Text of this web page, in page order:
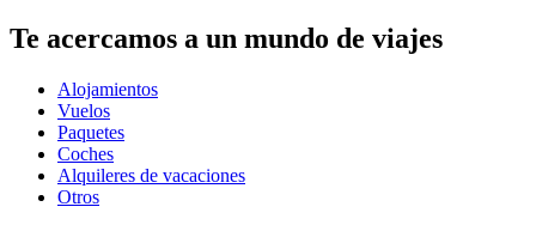
Te acercamos a un mundo de viajes
Alojamientos
Vuelos
Paquetes
Coches
Alquileres de vacaciones
Otros